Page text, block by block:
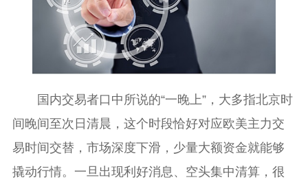
国内交易者口中所说的“一晚上”，大多指北京时
间晚间至次日清晨，这个时段恰好对应欧美主力交
易时间交替，市场深度下滑，少量大额资金就能够
撬动行情。一旦出现利好消息、空头集中清算，很